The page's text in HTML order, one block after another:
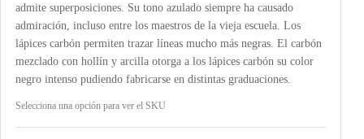
admite superposiciones. Su tono azulado siempre ha causado
admiración, incluso entre los maestros de la vieja escuela. Los
lápices carbón permiten trazar líneas mucho más negras. El carbón
mezclado con hollín y arcilla otorga a los lápices carbón su color
negro intenso pudiendo fabricarse en distintas graduaciones.
Selecciona una opción para ver el SKU